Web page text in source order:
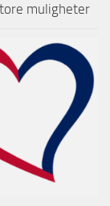
muligheter